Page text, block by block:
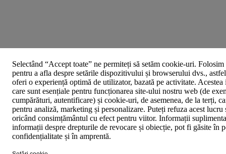
Selectând “Accept toate” ne permiteți să setăm cookie-uri.
pentru a afla despre setările dispozitivului și browserului dvs.,
oferi o experiență optimă de utilizator, bazată pe activitate.
care sunt esențiale pentru funcționarea site-ului nostru web (de
cumpărături, autentificare) și cookie-uri, de asemenea, de la terți,
pentru analiză, marketing și personalizare. Puteți refuza acest
oricând consimțământul cu efect pentru viitor. Informații
informații despre drepturile de revocare și obiecție, pot fi găsite în
confidențialitate și în amprentă.